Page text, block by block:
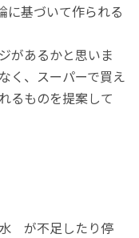
に基づいて作られる
があるかと思いま
く、スーパーで買え
るものを提案して
が不足したり停